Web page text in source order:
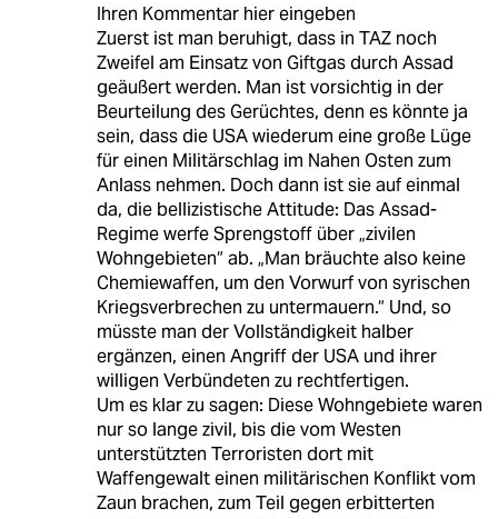
Ihren Kommentar hier eingeben
Zuerst ist man beruhigt, dass in TAZ noch
Zweifel am Einsatz von Giftgas durch Assad
geäußert werden. Man ist vorsichtig in der
Beurteilung des Gerüchtes, denn es könnte ja
sein, dass die USA wiederum eine große Lüge
für einen Militärschlag im Nahen Osten zum
Anlass nehmen. Doch dann ist sie auf einmal
da, die bellizistische Attitude: Das Assad-
Regime werfe Sprengstoff über „zivilen
Wohngebieten“ ab. „Man bräuchte also keine
Chemiewaffen, um den Vorwurf von syrischen
Kriegsverbrechen zu untermauern.“ Und, so
müsste man der Vollständigkeit halber
ergänzen, einen Angriff der USA und ihrer
willigen Verbündeten zu rechtfertigen.
Um es klar zu sagen: Diese Wohngebiete waren
nur so lange zivil, bis die vom Westen
unterstützten Terroristen dort mit
Waffengewalt einen militärischen Konflikt vom
Zaun brachen, zum Teil gegen erbitterten